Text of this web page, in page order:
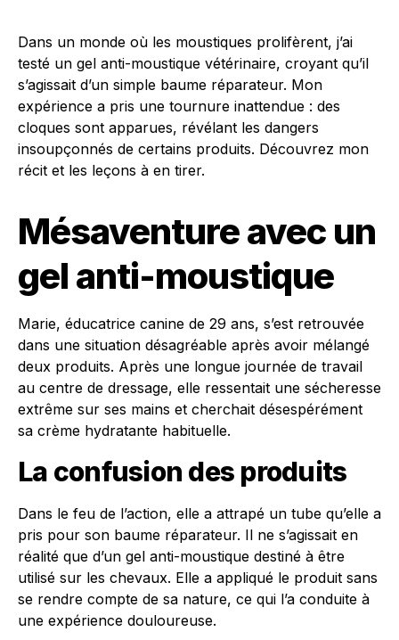
Dans un monde où les moustiques prolifèrent, j’ai
testé un gel anti-moustique vétérinaire, croyant qu’il
s’agissait d’un simple baume réparateur. Mon
expérience a pris une tournure inattendue : des
cloques sont apparues, révélant les dangers
insoupçonnés de certains produits. Découvrez mon
récit et les leçons à en tirer.
Mésaventure avec un
gel anti-moustique
Marie, éducatrice canine de 29 ans, s’est retrouvée
dans une situation désagréable après avoir mélangé
deux produits. Après une longue journée de travail
au centre de dressage, elle ressentait une sécheresse
extrême sur ses mains et cherchait désespérément
sa crème hydratante habituelle.
La confusion des produits
Dans le feu de l’action, elle a attrapé un tube qu’elle a
pris pour son baume réparateur. Il ne s’agissait en
réalité que d’un gel anti-moustique destiné à être
utilisé sur les chevaux. Elle a appliqué le produit sans
se rendre compte de sa nature, ce qui l’a conduite à
une expérience douloureuse.